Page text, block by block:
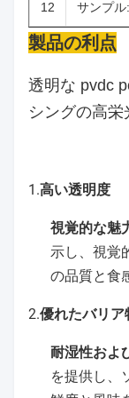
12 サンプル:
製品の利点
透明な pvdc
シングの高
1.高い透明度
視覚的な魅
示し、視覚
の品質と食
2.優れたバリア
耐湿性およ
を提供し、